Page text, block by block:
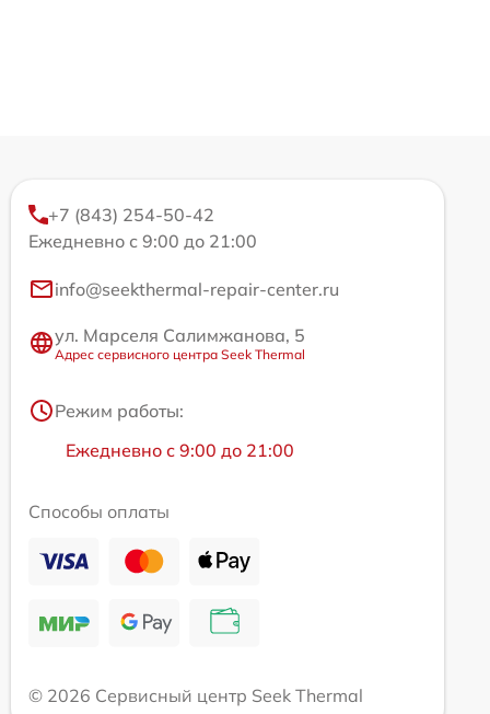
+7 (843) 254-50-42
Ежедневно с 9:00 до 21:00
info@seekthermal-repair-center.ru
ул. Марселя Салимжанова, 5
Адрес сервисного центра Seek Thermal
Режим работы:
Ежедневно с 9:00 до 21:00
Способы оплаты
© 2026 Сервисный центр Seek Thermal